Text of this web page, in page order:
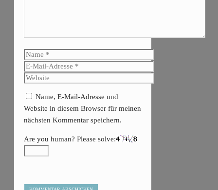
Name
E-
Mail-
Website
Name, E-Mail-Adresse und
Website in diesem Browser für meinen
nächsten Kommentar speichern.
Are you human? Please solve: